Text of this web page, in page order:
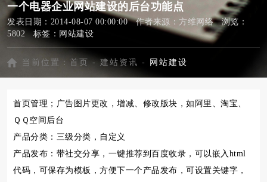
一个电器企业网站建设的后台功能点
发表日期：2014-08-07 00:00:00 作者来源：方维网络 浏览：
5802 标签： 网站建设
当前位置： 首页 - 建站资讯 - 网站建设
首页管理；广告图片更改，增减、修改版块，如阿里、淘宝、
ＱＱ空间后台
产品分类：三级分类，自定义
产品发布：带社交分享，一键推荐到百度收录，可以嵌入html
代码，可保存为模板，方便下一个产品发布，可设置关键字，